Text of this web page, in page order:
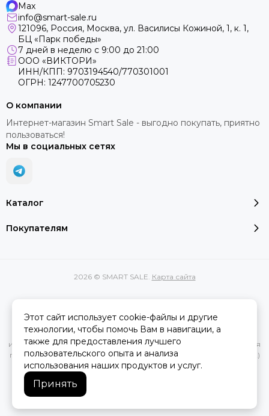
Max
info@smart-sale.ru
121096, Россия, Москва, ул. Василисы Кожиной, 1, к. 1,
БЦ «Парк победы»
7 дней в неделю с 9:00 до 21:00
ООО «ВИКТОРИ»
ИНН/КПП: 9703194540/770301001
ОГРН: 1247700705230
Каталог
Покупателям
О компании
Интернет-магазин Smart Sale - выгодно покупать, приятно
пользоваться!
Мы в социальных сетях
2026 © SMART SALE. Карта сайта
Вся представленная на сайте информация, касающаяся
характеристик, стоимости товаров и услуг, носит
информационный характер и ни при каких условиях не является
публичной офертой, определяемой положениями Статьи 437(2)
Гражданского кодекса РФ.
Этот сайт использует cookie-файлы и другие
технологии, чтобы помочь Вам в навигации, а
также для предоставления лучшего
пользовательского опыта и анализа
использования наших продуктов и услуг.
Принять